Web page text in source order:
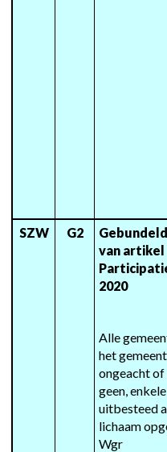
SZW
G2
van artikel
2020
Alle
het
ongeacht of
geen,
uitbesteed
lichaam
Wgr